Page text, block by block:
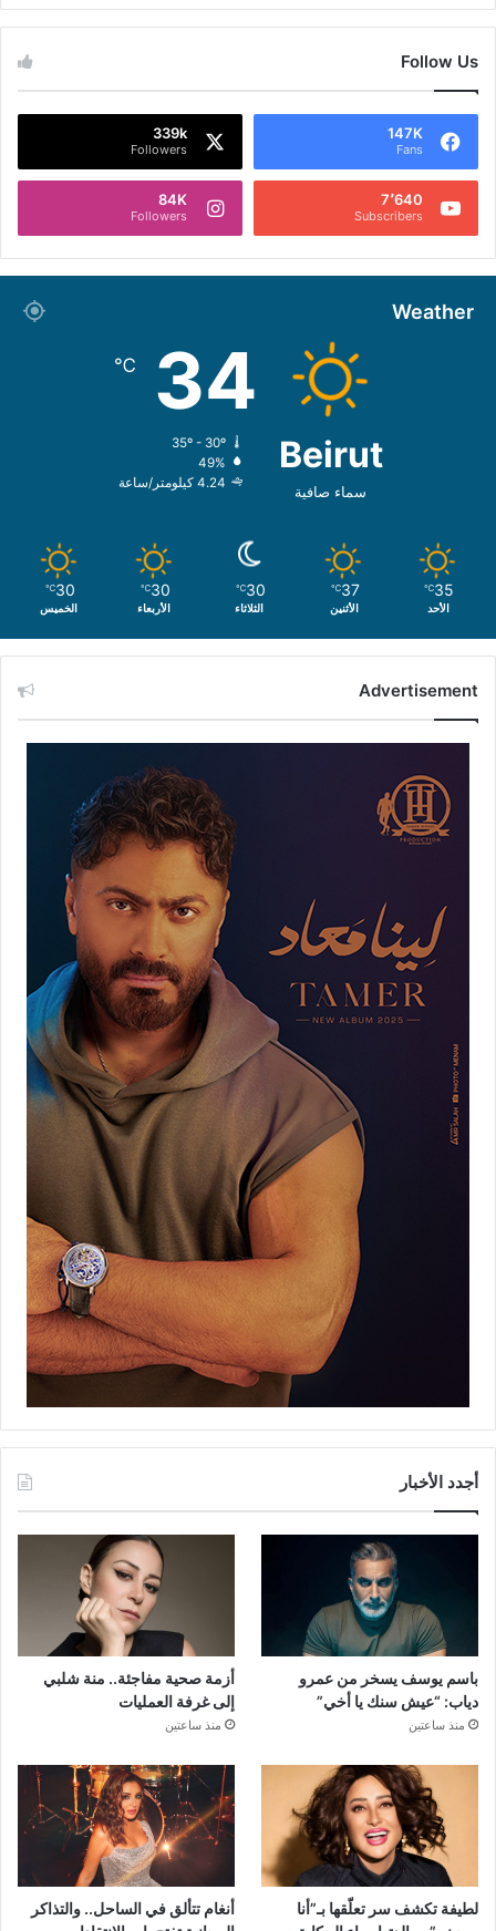
Follow Us
147K
Fans
339k
Followers
7٬640
Subscribers
84K
Followers
Weather
Beirut
سماء صافية
34
℃
35º - 30º
49%
4.24 كيلومتر/ساعة
35
℃
الأحد
37
℃
الأثنين
30
℃
الثلاثاء
30
℃
الأربعاء
30
℃
الخميس
Advertisement
أجدد الأخبار
باسم يوسف يسخر من عمرو
دياب: “عيش سنك يا أخي”
منذ ساعتين
أزمة صحية مفاجئة.. منة شلبي
إلى غرفة العمليات
منذ ساعتين
لطيفة تكشف سر تعلّقها بـ”أنا
أنغام تتألق في الساحل.. والتذاكر